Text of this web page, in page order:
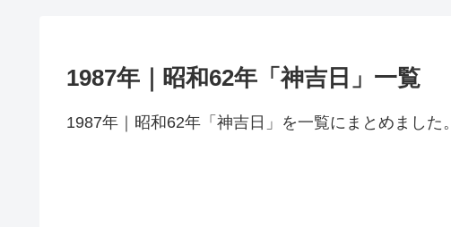
1987年｜昭和62年「神吉日」一覧
1987年｜昭和62年「神吉日」を一覧にまとめました。